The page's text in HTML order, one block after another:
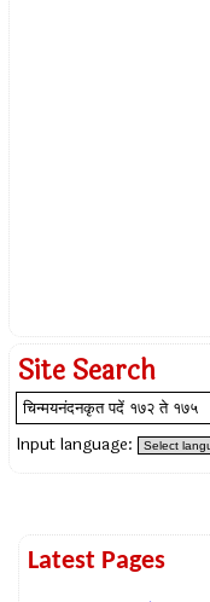
Site Search
Input language:
Latest Pages